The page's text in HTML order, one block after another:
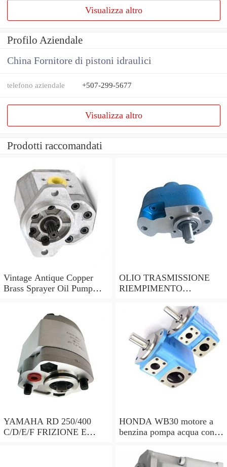
Visualizza altro
Profilo Aziendale
China Fornitore di pistoni idraulici
telefono aziendale +507-299-5677
Visualizza altro
Prodotti raccomandati
Vintage Antique Copper
Brass Sprayer Oil Pump
OLIO TRASMISSIONE
RIEMPIMENTO
pompa a mano 7 LITRI e
15 ADATTATORI DSG
YAMAHA RD 250/400
C/D/E/F FRIZIONE E
HONDA WB30 motore a
benzina pompa acqua con